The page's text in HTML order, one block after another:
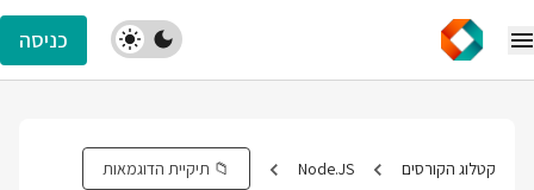
כניסה
קטלוג הקורסים Node.JS 📁 תיקיית הדוגמאות